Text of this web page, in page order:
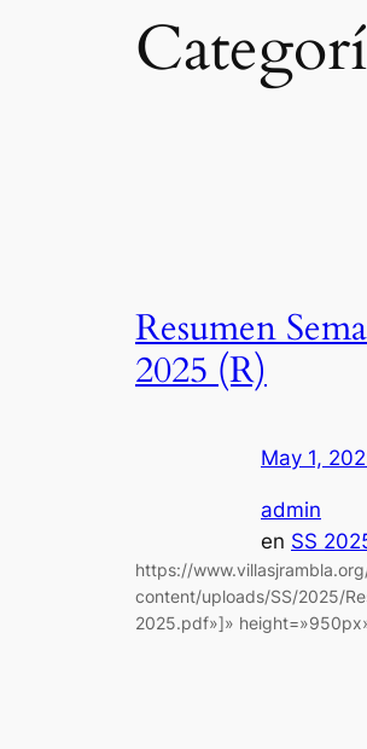
Resumen
2025 (R)
May 1,
admin
en SS
https://
content/uploads/SS/2025/
2025.pdf»]»